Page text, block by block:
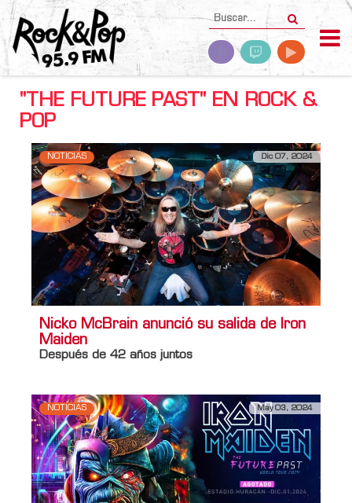
"THE FUTURE PAST" EN ROCK &
POP
NOTICIAS Dic 07, 2024
Nicko McBrain anunció su salida de Iron
Maiden
Después de 42 años juntos
NOTICIAS May 03, 2024